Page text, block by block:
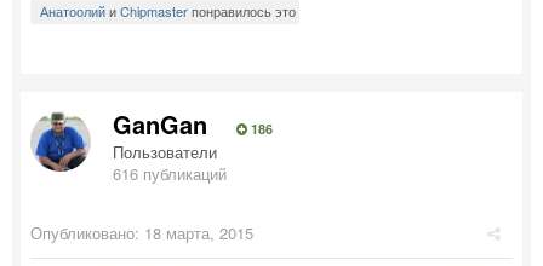
АнатоолийиChipmasterпонравилось это
GanGan 186
Пользователи
616 публикаций
Опубликовано: 18 марта, 2015